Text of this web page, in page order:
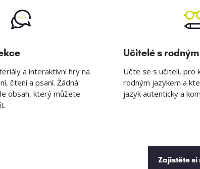
a interaktivní hry na
čtení a psaní. Žádná
obsah, který můžete
Učitelé s
Učte se s učiteli, pro
rodným jazykem a
jazyk autenticky a
Zajistěte si